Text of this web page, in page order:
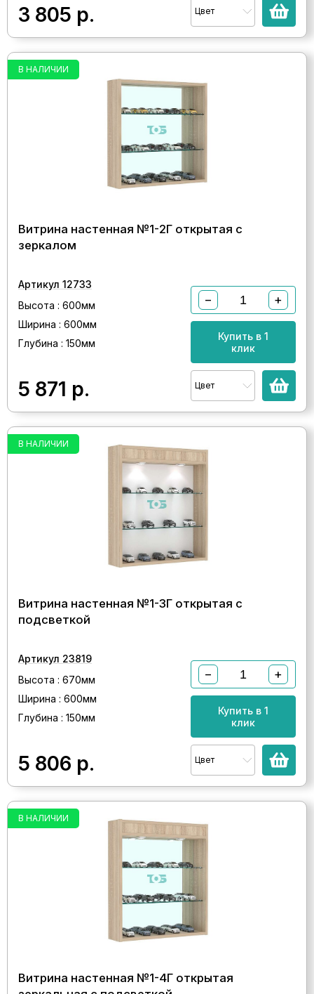
3 805 р. Цвет
В НАЛИЧИИ
Витрина настенная №1-2Г открытая с
зеркалом
Артикул 12733
Высота : 600мм
Ширина : 600мм
Глубина : 150мм
5 871 р.
− +
Купить в 1
клик
Цвет
В НАЛИЧИИ
Витрина настенная №1-3Г открытая с
подсветкой
Артикул 23819
Высота : 670мм
Ширина : 600мм
Глубина : 150мм
5 806 р.
− +
Купить в 1
клик
Цвет
В НАЛИЧИИ
Витрина настенная №1-4Г открытая